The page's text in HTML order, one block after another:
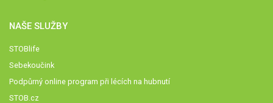
NAŠE SLUŽBY
STOBlife
Sebekoučink
Podpůrný online program při lécích na hubnutí
STOB.cz